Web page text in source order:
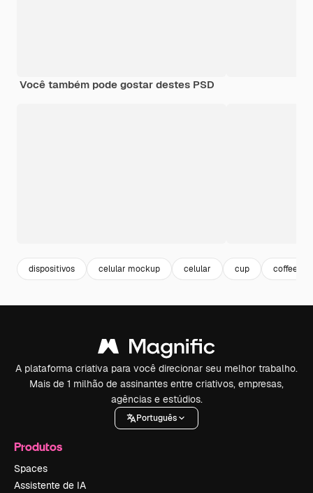
Você também pode gostar destes PSD
dispositivos celular mockup celular cup coffee
A plataforma criativa para você direcionar seu melhor trabalho.
Mais de 1 milhão de assinantes entre criativos, empresas,
agências e estúdios.
Português
Produtos
Spaces
Assistente de IA